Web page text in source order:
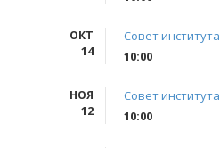
ОКТ
14
Совет института
10:00
НОЯ
12
Совет института
10:00